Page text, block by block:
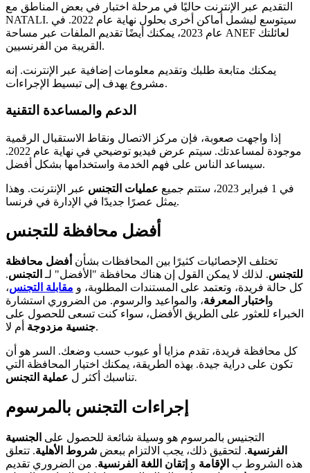
التقديم عبر الإنترنت حاليًا في مرحلة اختبار في بعض المناطق مع
NATALI. سيتوسع ليشمل أماكن أخرى بحلول نهاية عام 2022. في
عام 2023، يمكنك أيضًا تقديم الملفات عبر مساحة ANEF لعائلتك
القريبة من الفرنسيين.
يمكنك متابعة طلبك وتقديم معلومات إضافية عبر الإنترنت. إنه
مشروع يهدف إلى تبسيط الإجراءات.
الدعم والمساعدة التقنية
إذا واجهت صعوبة، فإن مركز الاتصال ونقاط الاستقبال الرقمية
موجودة لمساعدتك. سيتم عرض فيديو توضيحي في نهاية عام 2022.
سيساعد الناس على فهم الخدمة واستخدامها بشكل أفضل.
في 1 فبراير 2023، ستتم جميع عمليات التجنس عبر الإنترنت. وهذا
يمثل عصرًا جديدًا في الإدارة في فرنسا.
أفضل محافظة للتجنس
تختلف الإحصائيات كثيرًا بين المحافظات بشأن أفضل محافظة
للتجنس. لذلك لا يمكن القول إن هناك محافظة "الأفضل" لـ التجنس.
كل حالة فريدة، وتعتمد على المستندات المطلوبة، و مقابلة التجنس،
و اختبار المعرفة، والمواعيد والرسوم. من الضروري استشارة
الخبراء للعثور على الطريق الأفضل، سواء كنت تسعى للحصول على
جنسية مزدوجةأم لا.
كل محافظة فريدة، تقدم مزايا أو عيوب حسب وضعك. السر هو أن
تكون على دراية جيدة. بهذه الطريقة، يمكنك اختيار المحافظة التي
تناسبك أكثر ل عملية التجنس .
إجراءات التجنس بالمرسوم
التجنيس بالمرسوم هو وسيلة شائعة للحصول على الجنسية
الفرنسية. لتحقيق ذلك، يجب الالتزام ببعض شروط الأهلية. تتعلق
هذه الشروط ب الإقامة و إتقان اللغة الفرنسية. من الضروري تقديم